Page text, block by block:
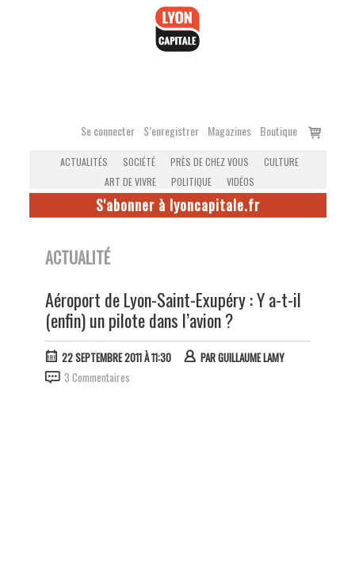
Se connecter S’enregistrer Magazines Boutique
Voir
ACTUALITÉS SOCIÉTÉ PRÈS DE CHEZ VOUS
CULTURE
ART DE VIVRE
POLITIQUE VIDÉOS
S'abonner à lyoncapitale.fr
ACTUALITÉ
Aéroport de Lyon-Saint-Exupéry : Y a-t-il
(enfin) un pilote dans l’avion ?
22 SEPTEMBRE 2011 À 11:30 PARGUILLAUME LAMY
3 Commentaires